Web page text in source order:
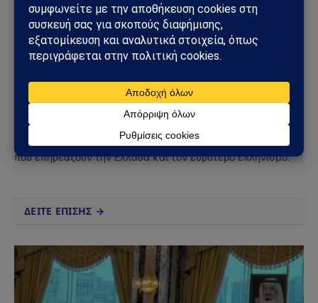
Facebook Twitter Pinterest
Sahiel Newsroom
Facebook
X
PinterestInstagram
Tumblr
Το Sahiel.gr είναι ανεξάρτητη ψηφιακή πύλη ενημέρωσης
και ανάλυσης με έμφαση στη γεωπολιτική, τη διεθνή
ασφάλεια, τα εθνικά ζητήματα και τις διεθνείς εξελίξεις
που επηρεάζουν την Ελλάδα και τον ευρύτερο ελληνισμό.
ΔΕΙΤΕ ΕΠΙΣΗΣ →